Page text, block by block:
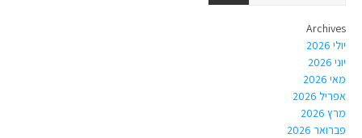
Archives
יולי 2026
יוני 2026
מאי 2026
אפריל 2026
מרץ 2026
פברואר 2026